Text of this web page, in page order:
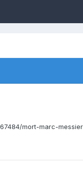
mort-marc-